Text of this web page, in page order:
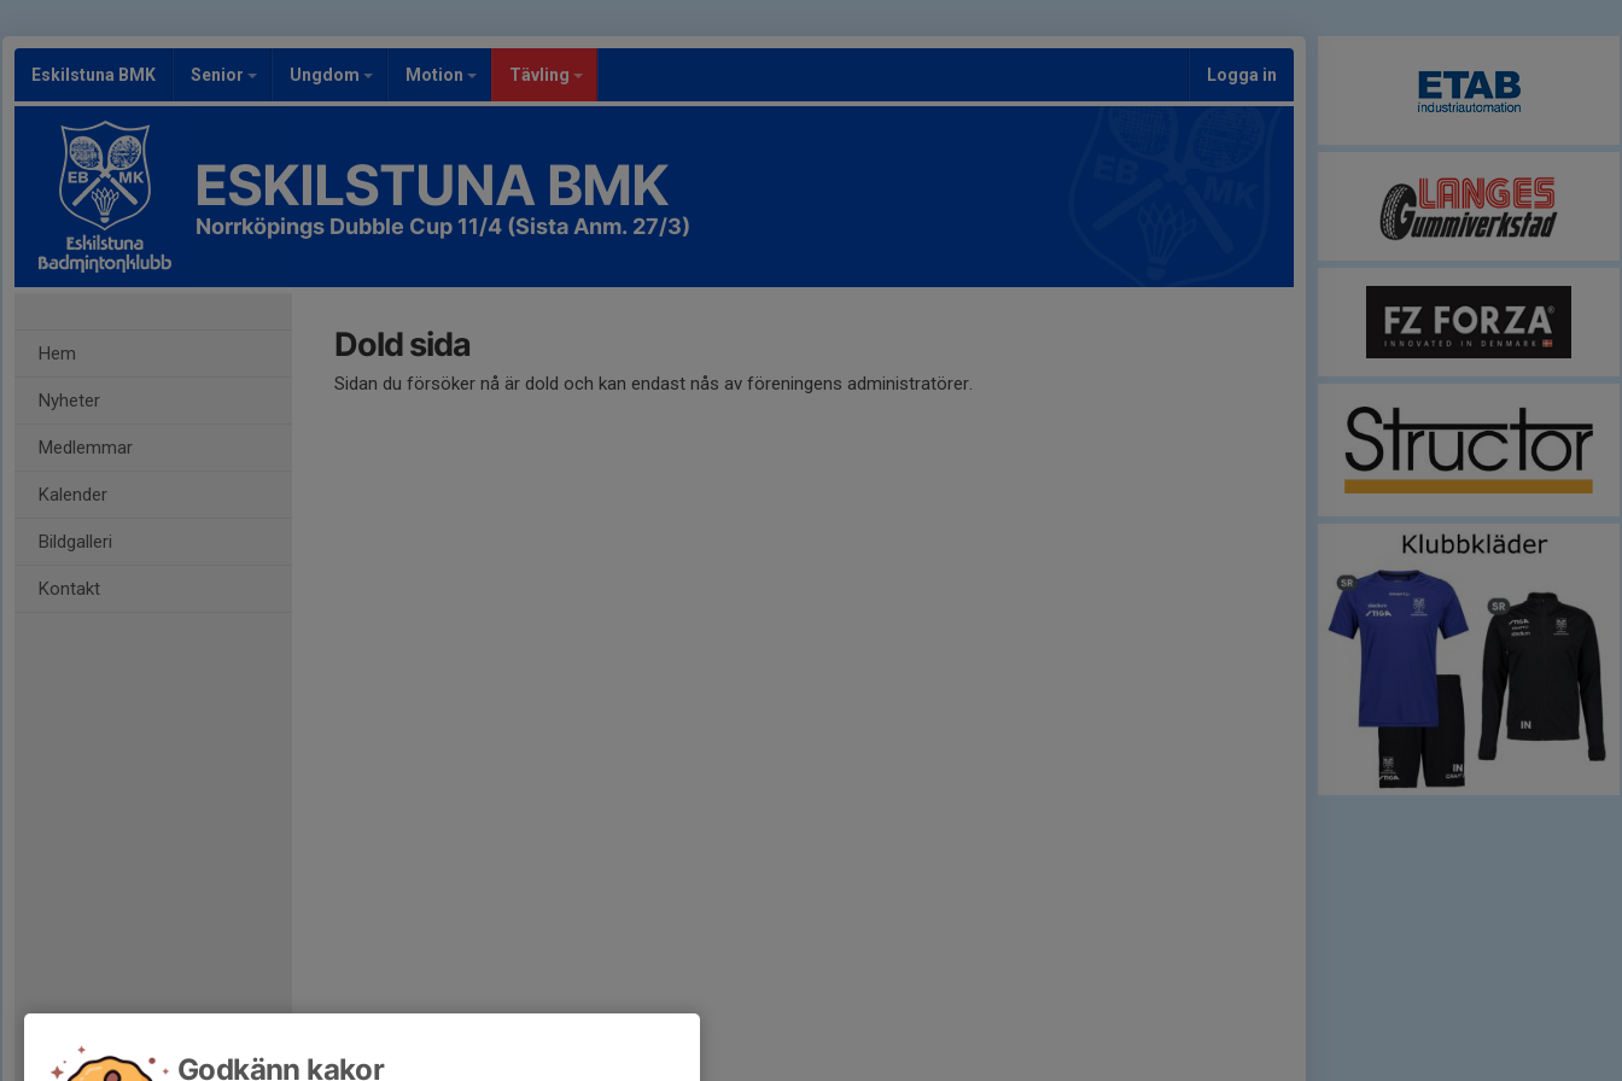
Eskilstuna BMK Senior Ungdom Motion Tävling Logga in
ESKILSTUNA BMK
Norrköpings Dubble Cup 11/4 (Sista Anm. 27/3)
Hem
Nyheter
Medlemmar
Kalender
Bildgalleri
Kontakt
Dold sida
Sidan du försöker nå är dold och kan endast nås av föreningens administratörer.
Godkänn kakor